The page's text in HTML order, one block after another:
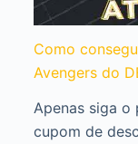
Como
Avengers do
Apenas siga o
cupom de